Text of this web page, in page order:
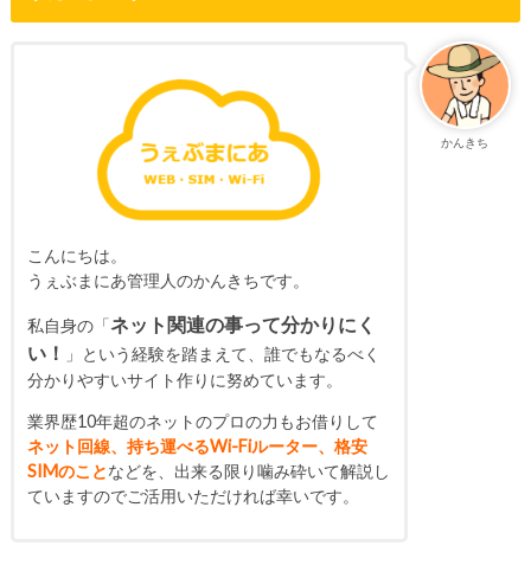
かんきち
こんにちは。
うぇぶまにあ管理人のかんきちです。
私自身の「ネット関連の事って分かりにく
い！
」という経験を踏まえて、誰でもなるべく
分かりやすいサイト作りに努めています。
業界歴10年超のネットのプロの力もお借りして
ネット回線、持ち運べるWi-Fiルーター、格安
SIMのことなどを、出来る限り噛み砕いて解説し
ていますのでご活用いただければ幸いです。